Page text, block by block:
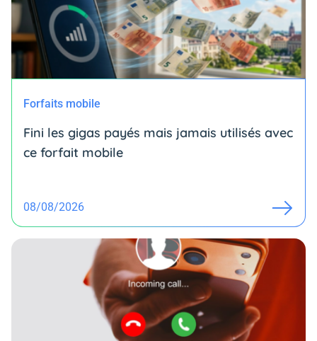
Forfaits mobile
Fini les gigas payés mais jamais utilisés avec
ce forfait mobile
08/08/2026